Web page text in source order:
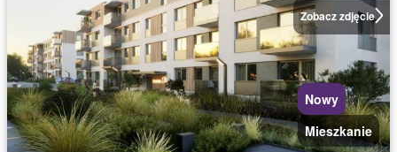
Zobacz zdjęcie
Nowy
Mieszkanie